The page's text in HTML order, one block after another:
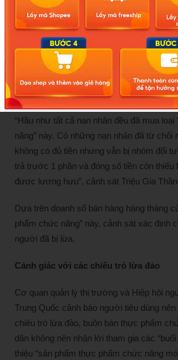
“Sổ tay của mỗi ‘nhân viên bán hàng’ đều
lương hưu và thời điểm nhận lương hưu
cảnh sát Chu Chí Quân cho hay.
Sau khi bán được hàng, Vương Lăng, Hà
viên chủ chốt khác chia lợi nhuận cho
dẫn khách hàng đến “hội thảo”.
“Hầu như tất cả nạn nhân đều đã mua
năng” này. Có những nạn nhân đã từ chối
không có đủ tiền nhưng vẫn bị nhóm đối
trả trước 1 phần và đóng số tiền còn thiếu
được lương hưu”, cảnh sát Triệu Gia
Dựa trên doanh số bán hàng hàng tháng
phẩm chức năng” này, cảnh sát xác định
người đã bị lừa.
Cảnh giác với các chiêu trò lừa đảo
Cơ quan quản lý thị trường và Hiệp hội
Trung Quốc cảnh báo người tiêu dùng
chiêu trò lừa đảo, buôn bán thực phẩm
dân không nên nhận lời tham gia các “buổi
thiệu “sản phẩm thực phẩm chức năng